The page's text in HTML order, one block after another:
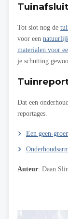
Tot slot nog de
voor een
materialen voor
je schutting
Dat een
reportages.
Een geen-
Auteur: Daan